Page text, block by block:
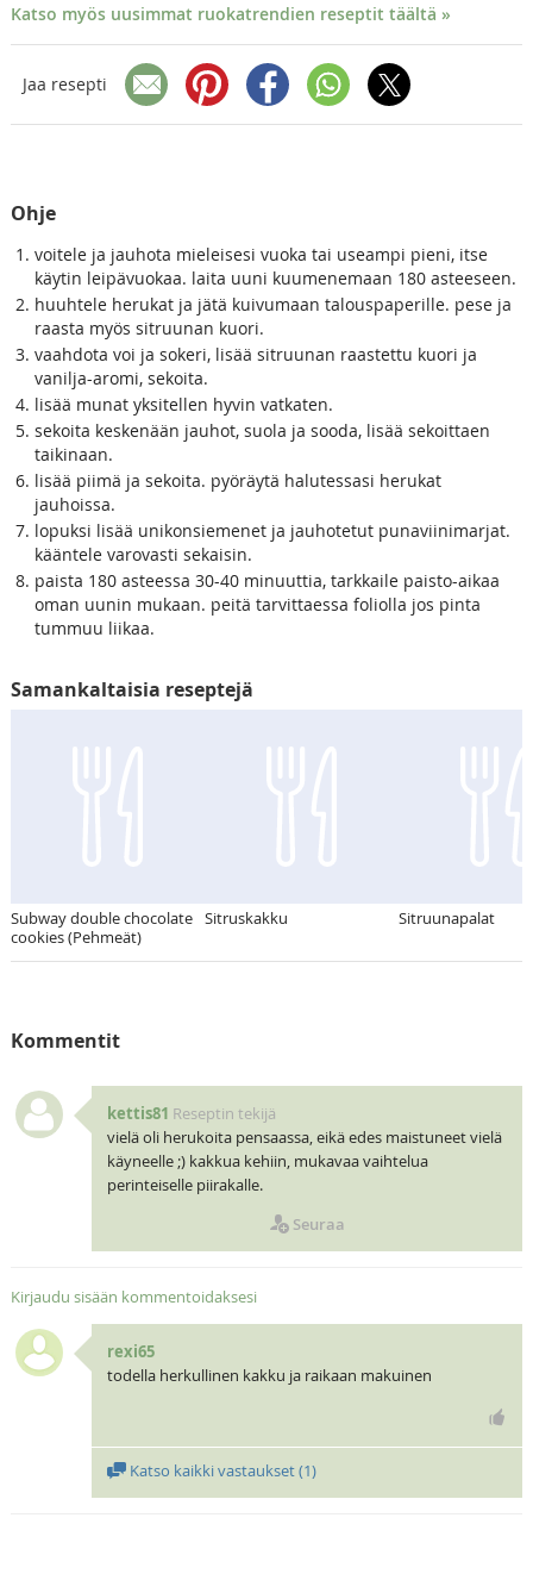
Katso myös uusimmat ruokatrendien reseptit täältä »
Jaa resepti
Ohje
voitele ja jauhota mieleisesi vuoka tai useampi pieni, itse
käytin leipävuokaa. laita uuni kuumenemaan 180 asteeseen.
huuhtele herukat ja jätä kuivumaan talouspaperille. pese ja
raasta myös sitruunan kuori.
vaahdota voi ja sokeri, lisää sitruunan raastettu kuori ja
vanilja-aromi, sekoita.
lisää munat yksitellen hyvin vatkaten.
sekoita keskenään jauhot, suola ja sooda, lisää sekoittaen
taikinaan.
lisää piimä ja sekoita. pyöräytä halutessasi herukat
jauhoissa.
lopuksi lisää unikonsiemenet ja jauhotetut punaviinimarjat.
kääntele varovasti sekaisin.
paista 180 asteessa 30-40 minuuttia, tarkkaile paisto-aikaa
oman uunin mukaan. peitä tarvittaessa foliolla jos pinta
tummuu liikaa.
Samankaltaisia reseptejä
Subway double chocolate
cookies (Pehmeät)
Sitruskakku Sitruunapalat
Kommentit
kettis81 Reseptin tekijä
vielä oli herukoita pensaassa, eikä edes maistuneet vielä
käyneelle ;) kakkua kehiin, mukavaa vaihtelua
perinteiselle piirakalle.
Seuraa
Kirjaudu sisään kommentoidaksesi
rexi65
todella herkullinen kakku ja raikaan makuinen
Katso kaikki vastaukset (1)